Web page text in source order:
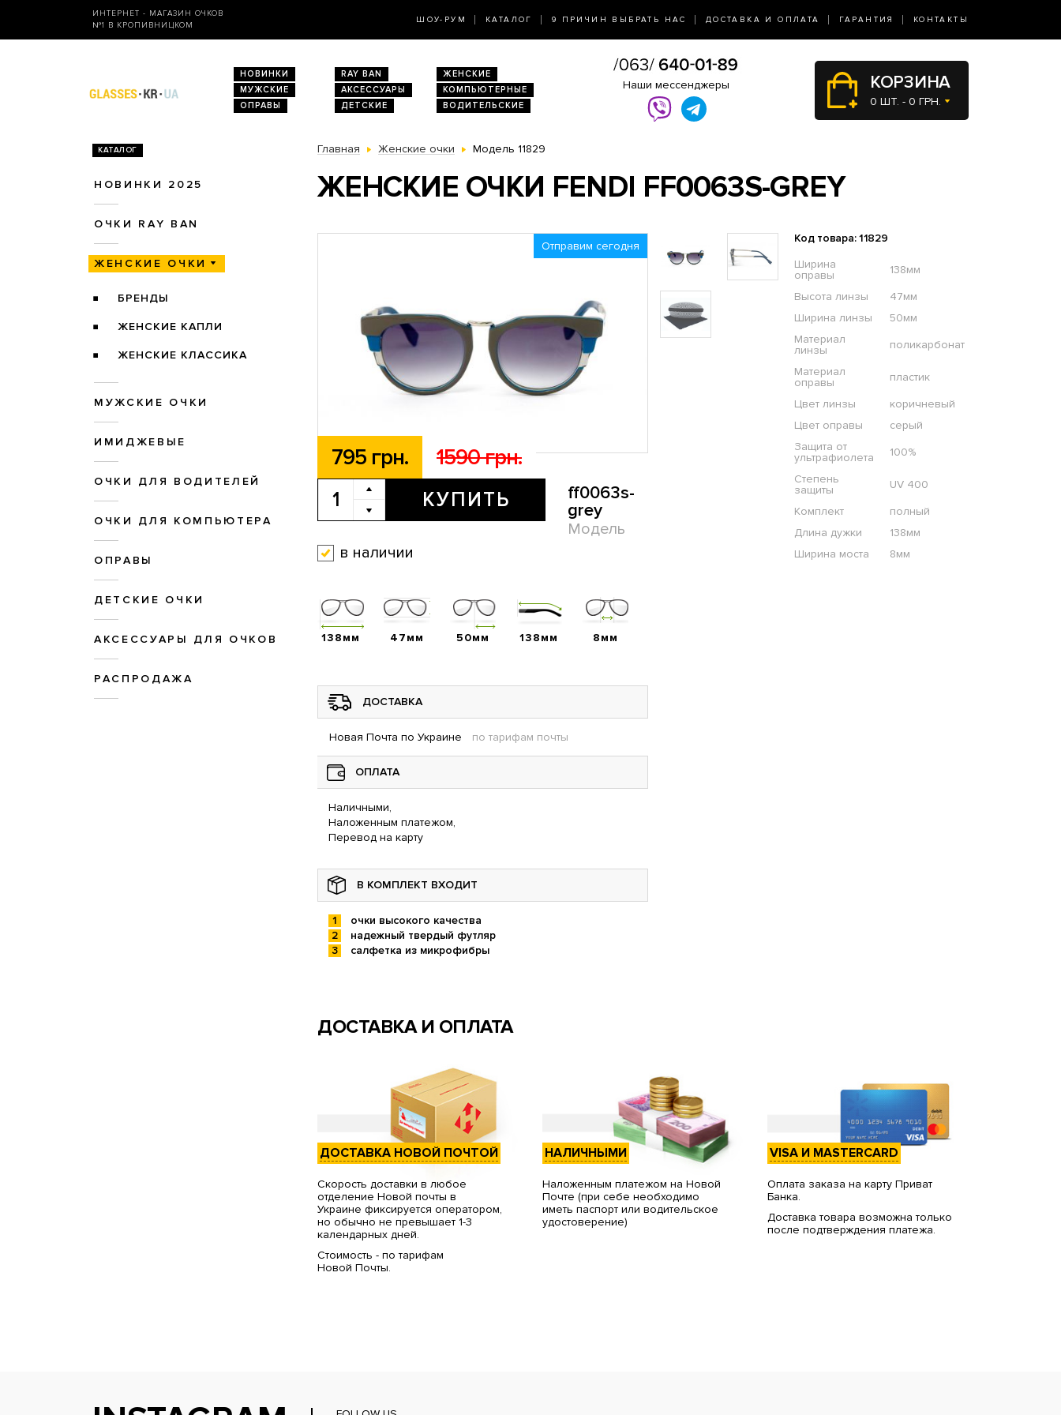
ИНТЕРНЕТ - МАГАЗИН ОЧКОВ
№1 В КРОПИВНИЦКОМ
ШОУ-РУМ КАТАЛОГ 9 ПРИЧИН ВЫБРАТЬ НАС ДОСТАВКА И ОПЛАТА ГАРАНТИЯ КОНТАКТЫ
НОВИНКИ RAY BAN
ЖЕНСКИЕ
МУЖСКИЕ
АКСЕССУАРЫ
КОМПЬЮТЕРНЫЕ
ОПРАВЫ
ДЕТСКИЕ ВОДИТЕЛЬСКИЕ
Наши мессенджеры КОРЗИНА
0 ШТ. - 0 ГРН.
КАТАЛОГ
НОВИНКИ 2025
ОЧКИ RAY BAN
ЖЕНСКИЕ ОЧКИ
БРЕНДЫ
ЖЕНСКИЕ КАПЛИ
ЖЕНСКИЕ КЛАССИКА
МУЖСКИЕ ОЧКИ
ИМИДЖЕВЫЕ
ОЧКИ ДЛЯ ВОДИТЕЛЕЙ
ОЧКИ ДЛЯ КОМПЬЮТЕРА
ОПРАВЫ
ДЕТСКИЕ ОЧКИ
АКСЕССУАРЫ ДЛЯ ОЧКОВ
РАСПРОДАЖА
Главная Женские очки Модель 11829
ЖЕНСКИЕ ОЧКИ FENDI FF0063S-GREY
Отправим сегодня
795 грн. 1590 грн.
КУПИТЬ
ff0063s-
grey
Модель
в наличии
Код товара: 11829
Ширина
оправы
138мм
Высота линзы
47мм
Ширина линзы
50мм
Материал
линзы
поликарбонат
Материал
оправы
пластик
Цвет линзы
коричневый
Цвет оправы
серый
Защита от
ультрафиолета
100%
Степень
защиты
UV 400
Комплект
полный
Длина дужки
138мм
Ширина моста
8мм
138мм 47мм 50мм 138мм 8мм
ДОСТАВКА
Новая Почта по Украине по тарифам почты
ОПЛАТА
Наличными,
Наложенным платежом,
Перевод на карту
В КОМПЛЕКТ ВХОДИТ
очки высокого качества
надежный твердый футляр
салфетка из микрофибры
ДОСТАВКА И ОПЛАТА
ДОСТАВКА НОВОЙ ПОЧТОЙ
Скорость доставки в любое
отделение Новой почты в
Украине фиксируется оператором,
но обычно не превышает 1-3
календарных дней.
Стоимость - по тарифам
Новой Почты.
НАЛИЧНЫМИ
Наложенным платежом на Новой
Почте (при себе необходимо
иметь паспорт или водительское
удостоверение)
VISA И MASTERCARD
Оплата заказа на карту Приват
Банка.
Доставка товара возможна только
после подтверждения платежа.